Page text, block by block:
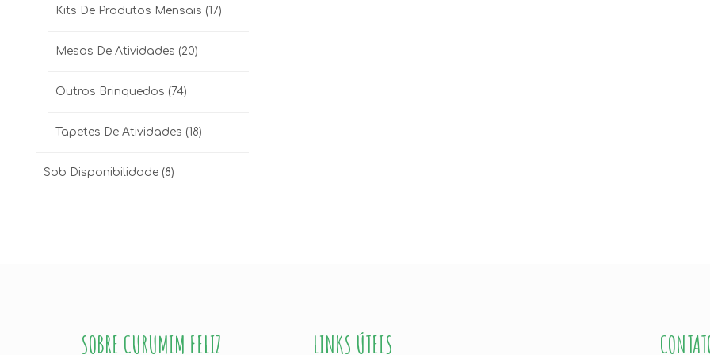
Kits De Produtos Mensais (17)
Mesas De Atividades (20)
Outros Brinquedos (74)
Tapetes De Atividades (18)
Sob Disponibilidade (8)
SOBRE CURUMIM FELIZ LINKS ÚTEIS